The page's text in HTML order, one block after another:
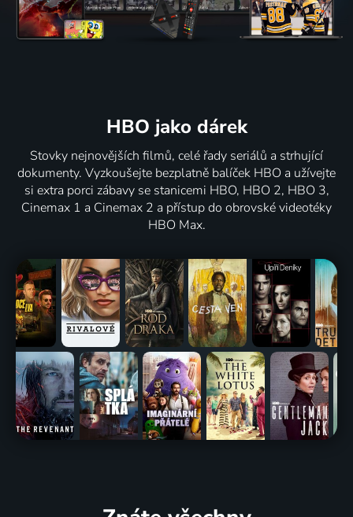
HBO jako dárek
Stovky nejnovějších filmů, celé řady seriálů a strhující
dokumenty. Vyzkoušejte bezplatně balíček HBO a užívejte
si extra porci zábavy se stanicemi HBO, HBO 2, HBO 3,
Cinemax 1 a Cinemax 2 a přístup do obrovské videotéky
HBO Max.